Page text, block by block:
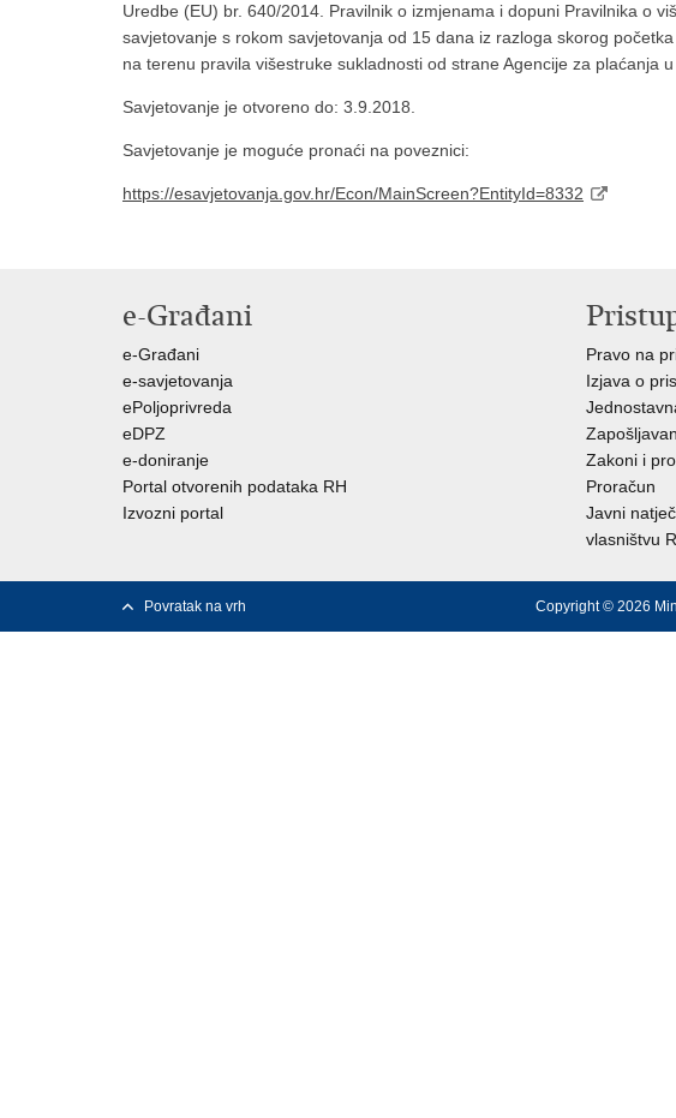
Uredbe (EU) br. 640/2014. Pravilnik o izmjenama i dopuni Pravilnika o
savjetovanje s rokom savjetovanja od 15 dana iz razloga skorog
na terenu pravila višestruke sukladnosti od strane Agencije za plaćanja
Savjetovanje je otvoreno do: 3.9.2018.
Savjetovanje je moguće pronaći na poveznici:
https://esavjetovanja.gov.hr/Econ/MainScreen?EntityId=8332
e-Građani
e-Građani
e-savjetovanja
ePoljoprivreda
eDPZ
e-doniranje
Portal otvorenih podataka RH
Izvozni portal
Pravo na
Izjava o
Zakoni i
Proračun
Javni
vlasništvu
Povratak na vrh Copyright © 2026